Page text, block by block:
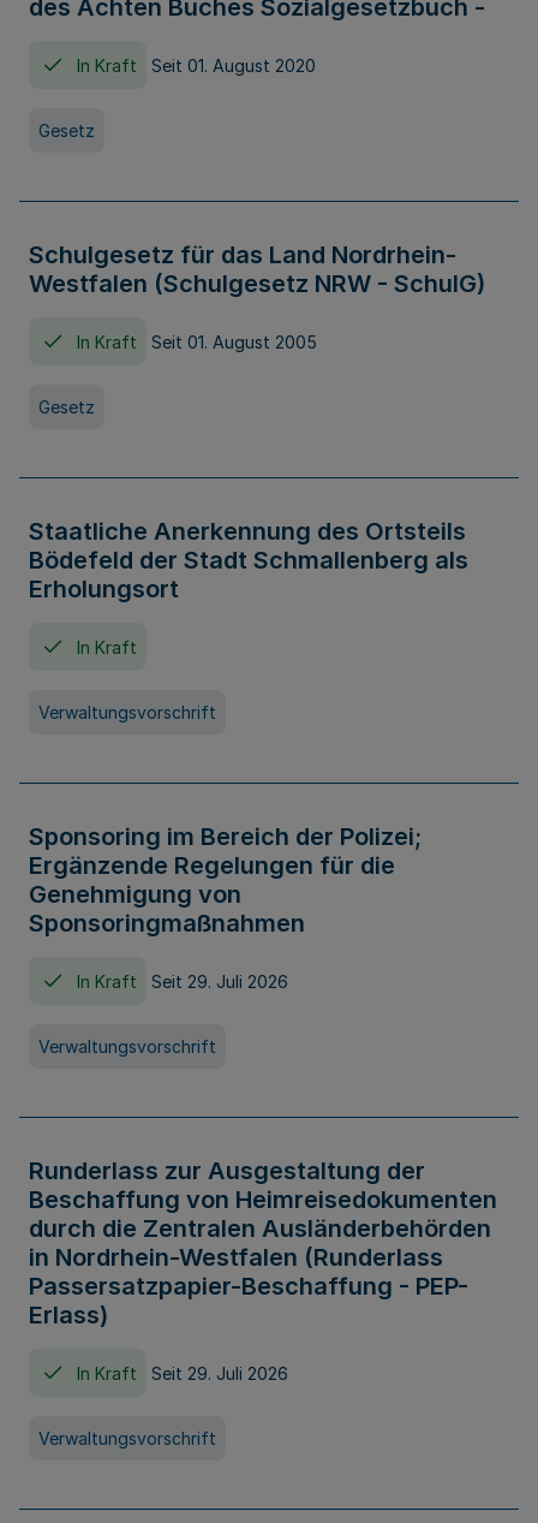
des Achten Buches Sozialgesetzbuch -
In Kraft Seit 01. August 2020
Gesetz
Schulgesetz für das Land Nordrhein-
Westfalen (Schulgesetz NRW - SchulG)
In Kraft Seit 01. August 2005
Gesetz
Staatliche Anerkennung des Ortsteils
Bödefeld der Stadt Schmallenberg als
Erholungsort
In Kraft
Verwaltungsvorschrift
Sponsoring im Bereich der Polizei;
Ergänzende Regelungen für die
Genehmigung von
Sponsoringmaßnahmen
In Kraft Seit 29. Juli 2026
Verwaltungsvorschrift
Runderlass zur Ausgestaltung der
Beschaffung von Heimreisedokumenten
durch die Zentralen Ausländerbehörden
in Nordrhein-Westfalen (Runderlass
Passersatzpapier-Beschaffung - PEP-
Erlass)
In Kraft Seit 29. Juli 2026
Verwaltungsvorschrift